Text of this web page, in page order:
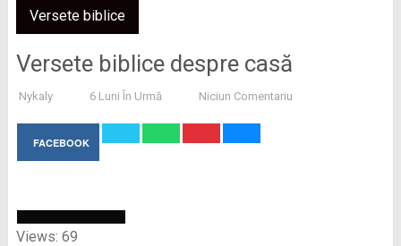
Versete biblice
Versete biblice despre casă
Nykaly 6 Luni În Urmă Niciun Comentariu
FACEBOOK
Views: 69